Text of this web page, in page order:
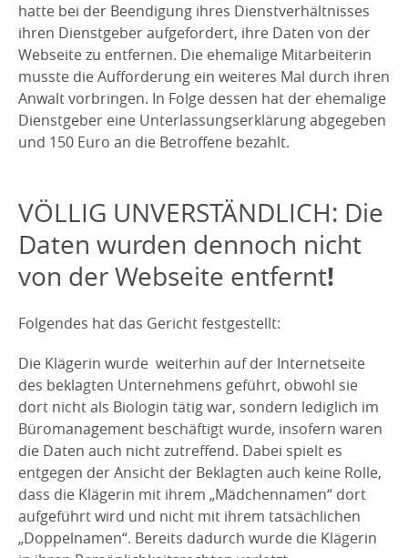
hatte bei der Beendigung ihres Dienstverhältnisses
ihren Dienstgeber aufgefordert, ihre Daten von der
Webseite zu entfernen. Die ehemalige Mitarbeiterin
musste die Aufforderung ein weiteres Mal durch ihren
Anwalt vorbringen. In Folge dessen hat der ehemalige
Dienstgeber eine Unterlassungserklärung abgegeben
und 150 Euro an die Betroffene bezahlt.
VÖLLIG UNVERSTÄNDLICH: Die
Daten wurden dennoch nicht
von der Webseite entfernt!
Folgendes hat das Gericht festgestellt:
Die Klägerin wurde weiterhin auf der Internetseite
des beklagten Unternehmens geführt, obwohl sie
dort nicht als Biologin tätig war, sondern lediglich im
Büromanagement beschäftigt wurde, insofern waren
die Daten auch nicht zutreffend. Dabei spielt es
entgegen der Ansicht der Beklagten auch keine Rolle,
dass die Klägerin mit ihrem „Mädchennamen“ dort
aufgeführt wird und nicht mit ihrem tatsächlichen
„Doppelnamen“. Bereits dadurch wurde die Klägerin